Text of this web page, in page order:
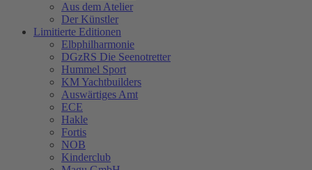
Aus dem Atelier
Der Künstler
Limitierte Editionen
Elbphilharmonie
DGzRS Die Seenotretter
Hummel Sport
KM Yachtbuilders
Auswärtiges Amt
ECE
Hakle
Fortis
NOB
Kinderclub